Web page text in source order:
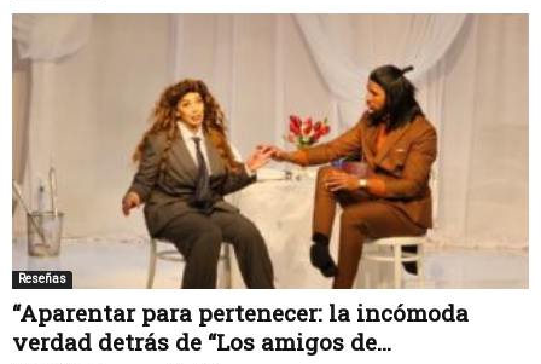
Reseñas
“Aparentar para pertenecer: la incómoda
verdad detrás de “Los amigos de...